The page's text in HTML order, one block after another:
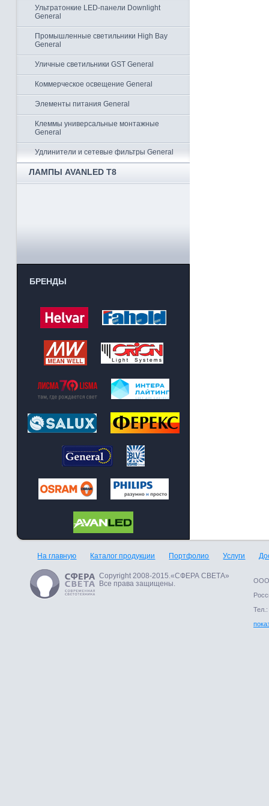
Ультратонкие LED-панели Downlight
General
Промышленные светильники High Bay
General
Уличные светильники GST General
Коммерческое освещение General
Элементы питания General
Клеммы универсальные монтажные
General
Удлинители и сетевые фильтры General
ЛАМПЫ AVANLED T8
БРЕНДЫ
На главную Каталог продукции Портфолио Услуги
Copyright 2008-2015.«СФЕРА СВЕТА»
Все права защищены.
ООО